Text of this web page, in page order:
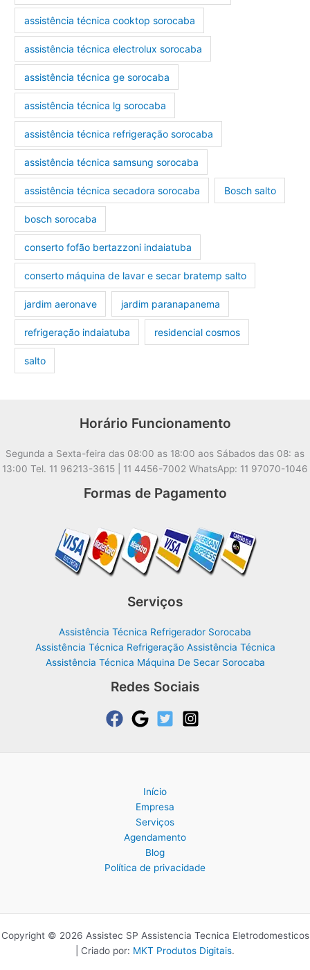
assistência técnica cooktop sorocaba
assistência técnica electrolux sorocaba
assistência técnica ge sorocaba
assistência técnica lg sorocaba
assistência técnica refrigeração sorocaba
assistência técnica samsung sorocaba
assistência técnica secadora sorocaba Bosch salto
bosch sorocaba
conserto fofão bertazzoni indaiatuba
conserto máquina de lavar e secar bratemp salto
jardim aeronave jardim paranapanema
refrigeração indaiatuba residencial cosmos
salto
Horário Funcionamento
Segunda a Sexta-feira das 08:00 as 18:00 aos Sábados das 08: as
13:00 Tel. 11 96213-3615 | 11 4456-7002 WhatsApp: 11 97070-1046
Formas de Pagamento
Serviços
Assistência Técnica Refrigerador Sorocaba
Assistência Técnica Refrigeração Assistência Técnica
Assistência Técnica Máquina De Secar Sorocaba
Redes Sociais
Início
Empresa
Serviços
Agendamento
Blog
Política de privacidade
Copyright © 2026 Assistec SP Assistencia Tecnica Eletrodomesticos
| Criado por: MKT Produtos Digitais.